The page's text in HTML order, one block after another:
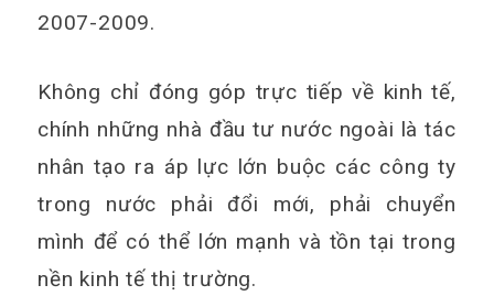
2007-2009.
Không chỉ đóng góp trực tiếp về kinh tế,
chính những nhà đầu tư nước ngoài là tác
nhân tạo ra áp lực lớn buộc các công ty
trong nước phải đổi mới, phải chuyển
mình để có thể lớn mạnh và tồn tại trong
nền kinh tế thị trường.